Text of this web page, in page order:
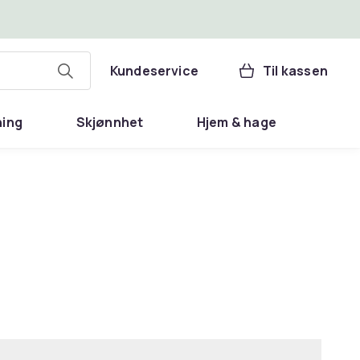
Kundeservice Til kassen
Skjønnhet Hjem & hage